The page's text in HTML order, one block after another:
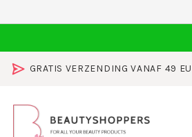
GRATIS VERZENDING VANAF 49